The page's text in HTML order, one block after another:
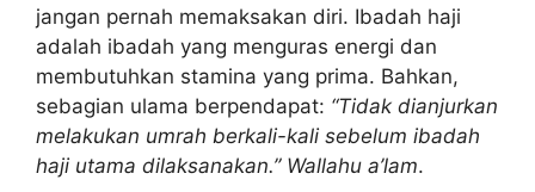
jangan pernah memaksakan diri. Ibadah haji
adalah ibadah yang menguras energi dan
membutuhkan stamina yang prima. Bahkan,
sebagian ulama berpendapat: “Tidak dianjurkan
melakukan umrah berkali-kali sebelum ibadah
haji utama dilaksanakan.” Wallahu a’lam.